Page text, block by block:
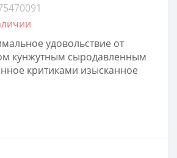
удовольствие от
кунжутным сыродавленным
критиками изысканное